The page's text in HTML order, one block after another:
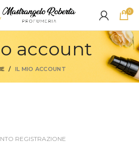
0
account
IL MIO ACCOUNT
REGISTRAZIONE